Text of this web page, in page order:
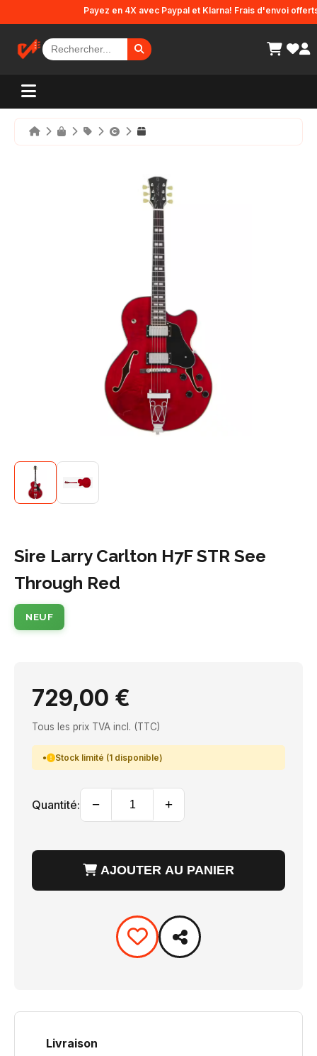
Payez en 4X avec Paypal et Klarna! Frais d'envoi offerts
Sire Larry Carlton H7F STR See
Through Red
NEUF
729,00 €
Tous les prix TVA incl. (TTC)
Stock limité (1 disponible)
Quantité: − +
AJOUTER AU PANIER
Livraison
Panneau de gestion des cookies